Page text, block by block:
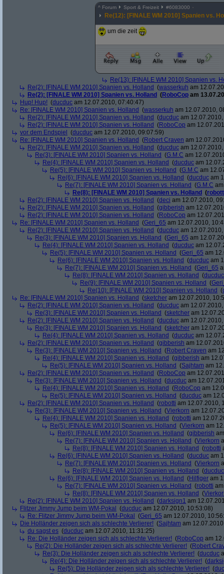
^ Forum Sport & Freizeit #6083000
Re(12): [FINALE WM 2010] Spanien vs.
um die zeit
Re(13): [FINALE WM 2010] Spanien vs.
Re(2): [FINALE WM 2010] Spanien vs. Holland (wasserkuh am
Re(2): [FINALE WM 2010] Spanien vs. Holland (RoboCop am
Hup! Hup! (ducduc am 12.07.2010, 07:40:47)
Re: [FINALE WM 2010] Spanien vs. Holland (wasserkuh am 12.07.2010,
Re(2): [FINALE WM 2010] Spanien vs. Holland (ducduc am
Re(2): [FINALE WM 2010] Spanien vs. Holland (RoboCop am
vor dem Endspiel
(ducduc am 12.07.2010, 09:07:59)
Re: [FINALE WM 2010] Spanien vs. Holland (Robert Craven am
Re(2): [FINALE WM 2010] Spanien vs. Holland (ducduc am
Re(3): [FINALE WM 2010] Spanien vs. Holland (G.M.C am
Re(4): [FINALE WM 2010] Spanien vs. Holland (ducduc am
Re(5): [FINALE WM 2010] Spanien vs. Holland (G.M.C am
Re(6): [FINALE WM 2010] Spanien vs. Holland (ducduc am
Re(7): [FINALE WM 2010] Spanien vs. Holland (G.M.C
Re(8): [FINALE WM 2010] Spanien vs. Holland (
Re(2): [FINALE WM 2010] Spanien vs. Holland (deci am 12.07.2010,
Re(2): [FINALE WM 2010] Spanien vs. Holland (gibberish am
Re(2): [FINALE WM 2010] Spanien vs. Holland (RoboCop am
Re: [FINALE WM 2010] Spanien vs. Holland (Geri_65 am 12.07.2010,
Re(2): [FINALE WM 2010] Spanien vs. Holland (ducduc am
Re(3): [FINALE WM 2010] Spanien vs. Holland (Geri_65 am
Re(4): [FINALE WM 2010] Spanien vs. Holland (ducduc am
Re(5): [FINALE WM 2010] Spanien vs. Holland (Geri_65 am
Re(6): [FINALE WM 2010] Spanien vs. Holland (ducduc am
Re(7): [FINALE WM 2010] Spanien vs. Holland (Geri_65
Re(8): [FINALE WM 2010] Spanien vs. Holland (ducduc
Re(9): [FINALE WM 2010] Spanien vs. Holland (
Re(10): [FINALE WM 2010] Spanien vs. Holland (
Re: [FINALE WM 2010] Spanien vs. Holland (sketcher am 12.07.2010,
Re(2): [FINALE WM 2010] Spanien vs. Holland (ducduc am
Re(3): [FINALE WM 2010] Spanien vs. Holland (sketcher am
Re(2): [FINALE WM 2010] Spanien vs. Holland (ducduc am
Re(3): [FINALE WM 2010] Spanien vs. Holland (sketcher am
Re(4): [FINALE WM 2010] Spanien vs. Holland (ducduc am
Re(2): [FINALE WM 2010] Spanien vs. Holland (gibberish am
Re(3): [FINALE WM 2010] Spanien vs. Holland (Robert Craven am
Re(4): [FINALE WM 2010] Spanien vs. Holland (gibberish am
Re(5): [FINALE WM 2010] Spanien vs. Holland (Sajhtam am
Re(2): [FINALE WM 2010] Spanien vs. Holland (RoboCop am
Re(3): [FINALE WM 2010] Spanien vs. Holland (ducduc am
Re(4): [FINALE WM 2010] Spanien vs. Holland (RoboCop am
Re(5): [FINALE WM 2010] Spanien vs. Holland (ducduc am
Re(2): [FINALE WM 2010] Spanien vs. Holland (robotti am 12.07.2010,
Re(3): [FINALE WM 2010] Spanien vs. Holland (Vierkorn am
Re(4): [FINALE WM 2010] Spanien vs. Holland (robotti am
Re(5): [FINALE WM 2010] Spanien vs. Holland (Vierkorn am
Re(6): [FINALE WM 2010] Spanien vs. Holland (gibberish
Re(7): [FINALE WM 2010] Spanien vs. Holland (Vierkorn
Re(8): [FINALE WM 2010] Spanien vs. Holland (robotti
Re(6): [FINALE WM 2010] Spanien vs. Holland (ducduc am
Re(7): [FINALE WM 2010] Spanien vs. Holland (Vierkorn
Re(8): [FINALE WM 2010] Spanien vs. Holland (ducduc
Re(6): [FINALE WM 2010] Spanien vs. Holland (Hilfiger am
Re(7): [FINALE WM 2010] Spanien vs. Holland (robotti
Re(8): [FINALE WM 2010] Spanien vs. Holland (
Re(2): [FINALE WM 2010] Spanien vs. Holland (darksign1 am
Flitzer Jimmy Jump beim WM-Pokal
(ducduc am 12.07.2010, 10:53:08)
Re: Flitzer Jimmy Jump beim WM-Pokal
(Geri_65 am 12.07.2010,
Die Holländer zeigen sich als schlechte Verlierer! (Sajhtam am
du sagst es (ducduc am 12.07.2010, 11:31:25)
Re: Die Holländer zeigen sich als schlechte Verlierer! (RoboCop am
Re(2): Die Holländer zeigen sich als schlechte Verlierer! (Robert
Re(3): Die Holländer zeigen sich als schlechte Verlierer! (ducduc
Re(4): Die Holländer zeigen sich als schlechte Verlierer! (
Re(5): Die Holländer zeigen sich als schlechte Verlierer! (